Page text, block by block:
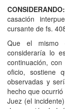
CONSIDERANDO:
casación
cursante de fs.
Que el mismo
consideraría lo
continuación,
oficio, sostiene
observadas y
hecho que
Juez (el